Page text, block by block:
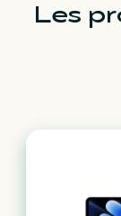
Les